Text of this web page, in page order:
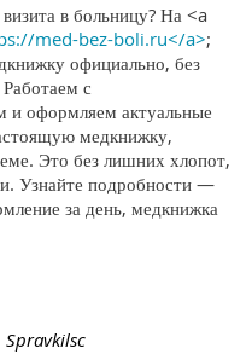
в больницу? На <a
med-bez-boli.ru</a>;
официально, без
с
и оформляем актуальные
медкнижку,
Это без лишних хлопот,
Узнайте подробности —
за день, медкнижка
Spravkilsc